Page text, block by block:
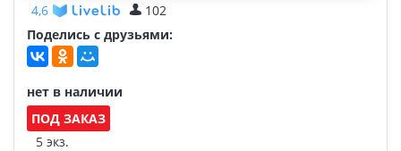
4,6
102
Поделись с друзьями:
нет в наличии
ПОД ЗАКАЗ
5 экз.